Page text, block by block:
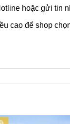
hoặc gửi tin
cao để shop